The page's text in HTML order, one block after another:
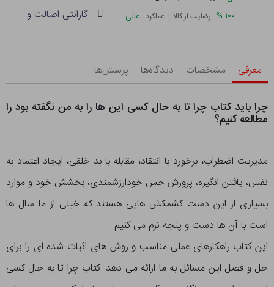
۱۰۰ % رضایت از کالا | عملکرد عالی گارانتی اصالت و
معرفی مشخصات دیدگاه‌ها پرسش‌ها
چرا باید کتاب چرا تا به حال کسی این ها را به من نگفته بود را
مطالعه کنیم؟
مدیریت اضطراب، برخورد با انتقاد، مقابله با بد خلقی، ایجاد اعتماد به
نفس، یافتن انگیزه، پرورش حس خودارزشمندی، بخشش خود و موارد
بسیاری از این دست کشمکش هایی هستند که خیلی از ما سال ها
است با آن ها دست و پنجه نرم می کنیم.
این کتاب راهکارهای عملی مناسب و روش های اثبات شده ای را برای
حل و فصل این مسائل به ما ارائه می دهد. کتاب چرا تا به حال کسی